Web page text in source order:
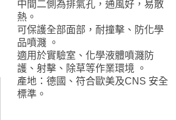
中間二側為排氣孔，通風好，易散
熱。
可保護全部面部，耐撞擊、 防化學
品噴濺 。
適用於實驗室 、 化學液體噴濺防
護、 射擊、 除草等作業環境 。
產地：德國、符合歐美及CNS 安全
標準。